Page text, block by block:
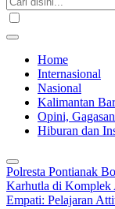
Home
Internasional
Nasional
Kalimantan
Opini,
Hiburan dan
Polresta Pontianak
Karhutla di Komplek
Empati: Pelajaran